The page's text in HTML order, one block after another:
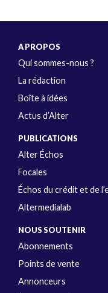
A PROPOS
Qui sommes-nous ?
La rédaction
Boîte à idées
Actus d’Alter
PUBLICATIONS
Alter Échos
Focales
Échos du crédit et de
Altermedialab
NOUS SOUTENIR
Abonnements
Points de vente
Annonceurs